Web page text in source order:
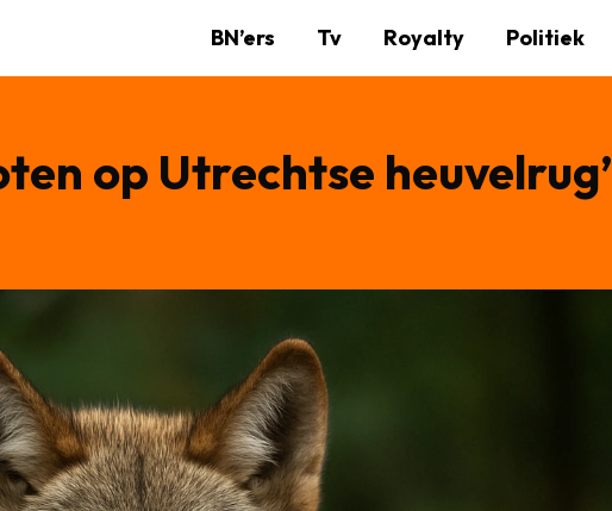
BN’ers Tv Royalty Politiek
op Utrechtse heuvelrug’